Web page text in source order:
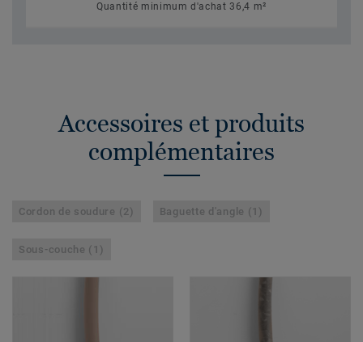
Quantité minimum d'achat 36,4 m²
Accessoires et produits
complémentaires
Cordon de soudure (2) Baguette d'angle (1)
Sous-couche (1)